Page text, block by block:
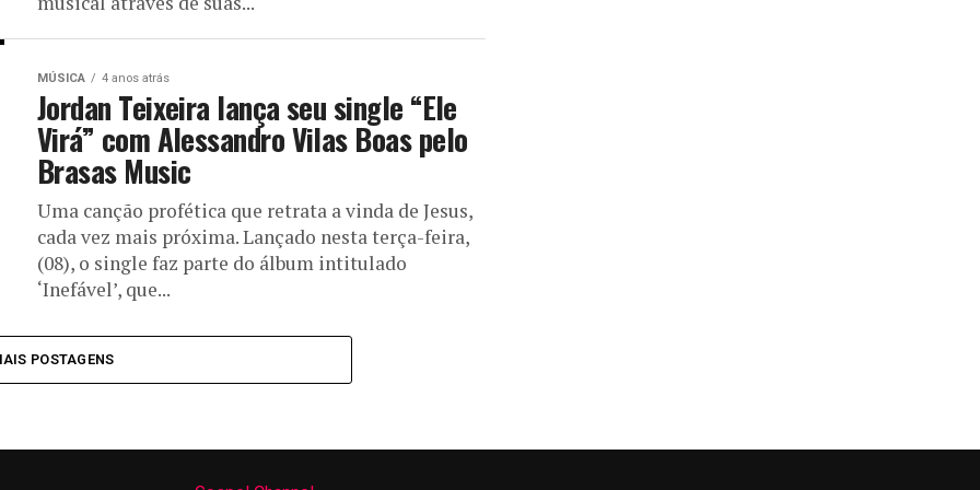
MÚSICA 4 anos atrás
Jordan Teixeira lança seu single “Ele
Virá” com Alessandro Vilas Boas pelo
Brasas Music
Uma canção profética que retrata a vinda de Jesus,
cada vez mais próxima. Lançado nesta terça-feira,
(08), o single faz parte do álbum intitulado
‘Inefável’, que...
POSTAGENS